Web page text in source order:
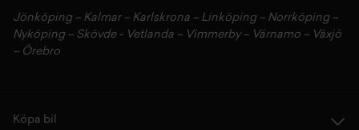
Jönköping– Kalmar – Karlskrona – Linköping– Norrköping–
Nyköping– Skövde- Vetlanda – Vimmerby– Värnamo – Växjö
– Örebro
Köpa bil